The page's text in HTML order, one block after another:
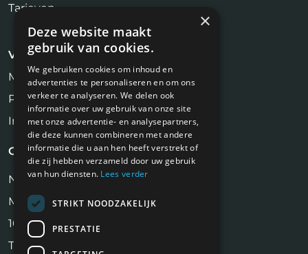
Tarieven
Voor kandidaten
Makelaar Vacatures
Profiel aanmaken
Inschrijven Job Alert
Contact
NiVa Media
Maassluisstraat 2
1062 GD Amsterdam
Tel: 06 17 13 90 41
×
Deze website maakt
gebruik van cookies.
We gebruiken cookies om inhoud en
advertenties te personaliseren en om ons
verkeer te analyseren. We delen ook
informatie over uw gebruik van onze site
met onze advertentie- en analysepartners,
die deze kunnen combineren met andere
informatie die u aan hen heeft verstrekt of
die zij hebben verzameld door uw gebruik
van hun diensten. Lees verder
STRIKT NOODZAKELIJK
PRESTATIE